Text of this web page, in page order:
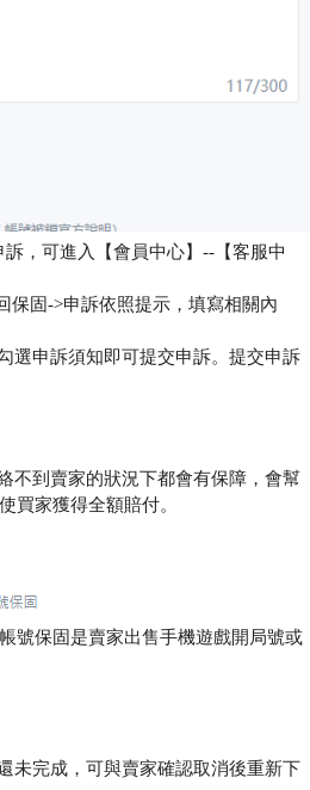
，可進入【會員中心】--【客服中
保固->申訴依照提示，填寫相關內
選申訴須知即可提交申訴。 提交申訴
不到賣家的狀況下都會有保障，會幫
買家獲得全額賠付。
號保固是賣家出售手機遊戲開局號或
未完成，可與賣家確認取消後重新下